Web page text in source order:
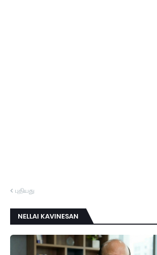
புதியது
NELLAI KAVINESAN